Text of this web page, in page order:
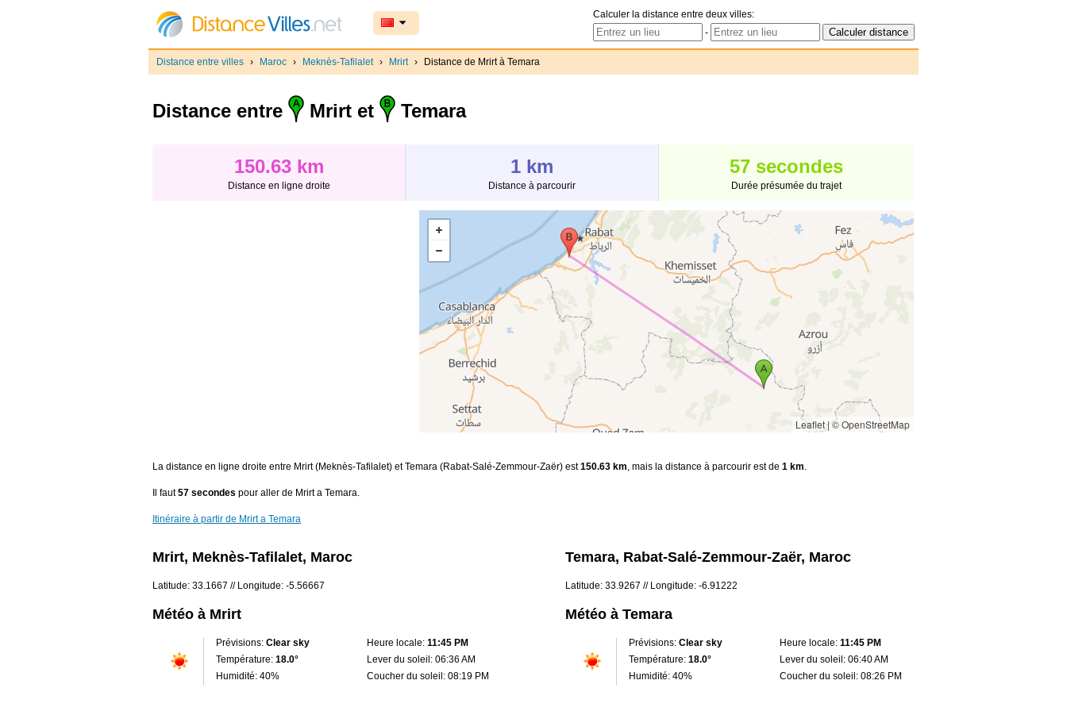
Calculer la distance entre deux villes:
-
Distance entre villes › Maroc › Meknès-Tafilalet › Mrirt › Distance de Mrirt à Temara
Distance entre Mrirt et Temara
150.63 km
Distance en ligne droite
1 km
Distance à parcourir
57 secondes
Durée présumée du trajet
Leaflet|© OpenStreetMap
La distance en ligne droite entre Mrirt (Meknès-Tafilalet) et Temara (Rabat-Salé-Zemmour-Zaër) est150.63 km, mais la distance à parcourir est de 1 km.
Il faut57 secondes pour aller de Mrirt a Temara.
Itinéraire à partir de Mrirt a Temara
Mrirt, Meknès-Tafilalet, Maroc
Latitude: 33.1667 // Longitude: -5.56667
Météo à Mrirt
Prévisions: Clear sky
Température: 18.0°
Humidité: 40%
Heure locale: 11:45 PM
Lever du soleil: 06:36 AM
Coucher du soleil: 08:19 PM
Temara, Rabat-Salé-Zemmour-Zaër, Maroc
Latitude: 33.9267 // Longitude: -6.91222
Météo à Temara
Prévisions: Clear sky
Température: 18.0°
Humidité: 40%
Heure locale: 11:45 PM
Lever du soleil: 06:40 AM
Coucher du soleil: 08:26 PM